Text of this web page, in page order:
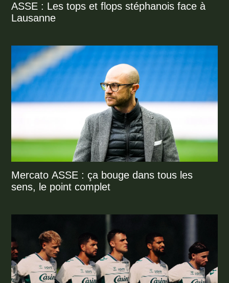
ASSE : Les tops et flops stéphanois face à
Lausanne
Mercato ASSE : ça bouge dans tous les
sens, le point complet